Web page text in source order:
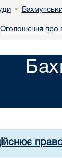
•
Оголошення про